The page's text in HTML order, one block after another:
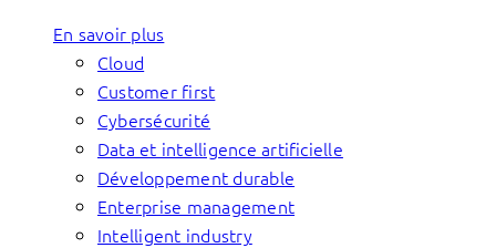
En savoir plus
Cloud
Customer first
Cybersécurité
Data et intelligence artificielle
Développement durable
Enterprise management
Intelligent industry